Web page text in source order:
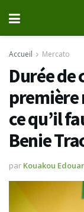
Accueil Mercato
Durée
première
ce qu’il
Benie
par Kouakou